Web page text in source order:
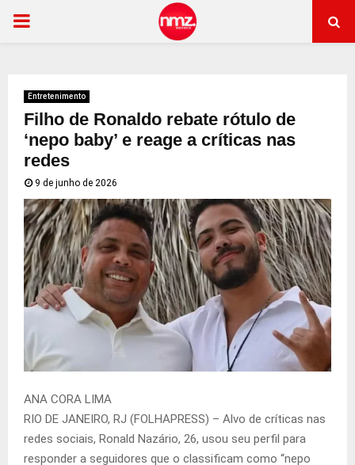
PRIMARY
Entretenimento
Filho de Ronaldo rebate rótulo de
‘nepo baby’ e reage a críticas nas
redes
9 de junho de 2026
ANA CORA LIMA
RIO DE JANEIRO, RJ (FOLHAPRESS) – Alvo de críticas nas
redes sociais, Ronald Nazário, 26, usou seu perfil para
responder a seguidores que o classificam como “nepo